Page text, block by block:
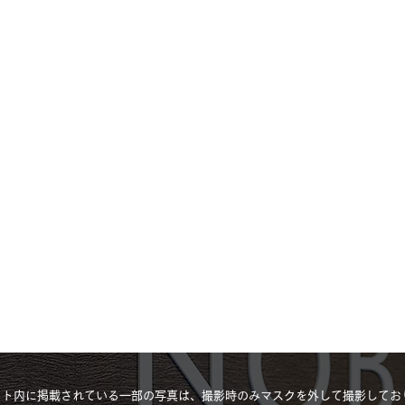
内に掲載されている一部の写真は、撮影時のみマスクを外して撮影してお